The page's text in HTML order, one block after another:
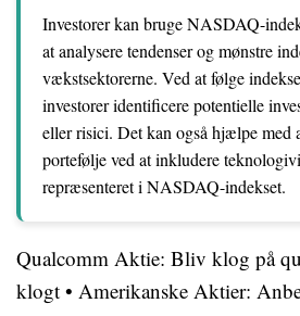
Investorer kan bruge NASDAQ-
at analysere tendenser og mønstre
vækstsektorerne. Ved at følge
investorer identificere potentielle
eller risici. Det kan også hjælpe med
portefølje ved at inkludere
repræsenteret i NASDAQ-indekset.
Qualcomm Aktie: Bliv klog på
klogt • Amerikanske Aktier: